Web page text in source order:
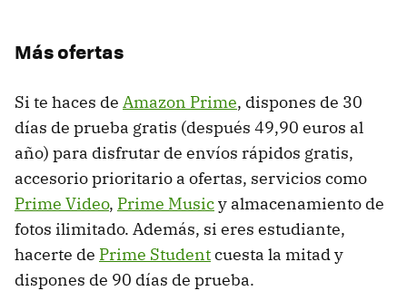
Más ofertas
Si te haces de Amazon Prime, dispones de 30
días de prueba gratis (después 49,90 euros al
año) para disfrutar de envíos rápidos gratis,
accesorio prioritario a ofertas, servicios como
Prime Video, Prime Musicy almacenamiento de
fotos ilimitado. Además, si eres estudiante,
hacerte de Prime Studentcuesta la mitad y
dispones de 90 días de prueba.